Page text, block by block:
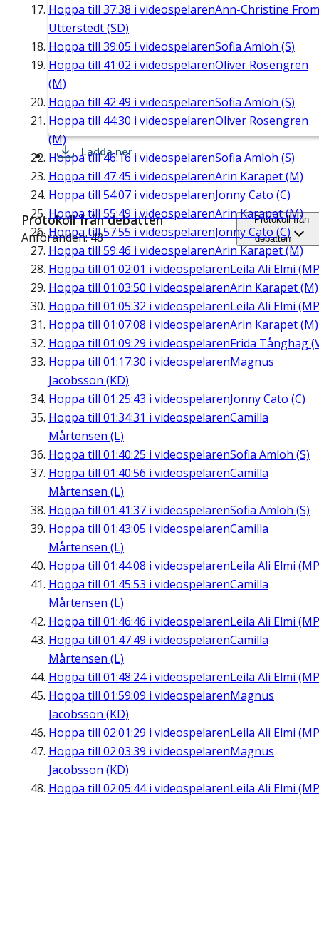
Hoppa till 37:38 i videospelarenAnn-Christine From
Utterstedt (SD)
Hoppa till 39:05 i videospelarenSofia Amloh (S)
Hoppa till 41:02 i videospelarenOliver Rosengren
(M)
Hoppa till 42:49 i videospelarenSofia Amloh (S)
Hoppa till 44:30 i videospelarenOliver Rosengren
(M)
Hoppa till46:16 i videospelarenSofia Amloh (S)
Hoppa till 47:45 i videospelarenArin Karapet (M)
Hoppa till 54:07 i videospelarenJonny Cato (C)
Hoppa till 55:49 i videospelarenArin Karapet (M)
Hoppa till57:55 i videospelarenJonny Cato (C)
Hoppa till 59:46 i videospelarenArin Karapet (M)
Hoppa till 01:02:01 i videospelarenLeila Ali Elmi
Hoppa till 01:03:50 i videospelarenArin Karapet (M)
Hoppa till 01:05:32 i videospelarenLeila Ali Elmi
Hoppa till 01:07:08 i videospelarenArin Karapet (M)
Hoppa till 01:09:29 i videospelarenFrida Tånghag
Hoppa till 01:17:30 i videospelarenMagnus
Jacobsson (KD)
Hoppa till 01:25:43 i videospelarenJonny Cato (C)
Hoppa till 01:34:31 i videospelarenCamilla
Mårtensen (L)
Hoppa till 01:40:25 i videospelarenSofia Amloh (S)
Hoppa till 01:40:56 i videospelarenCamilla
Mårtensen (L)
Hoppa till 01:41:37 i videospelarenSofia Amloh (S)
Hoppa till 01:43:05 i videospelarenCamilla
Mårtensen (L)
Hoppa till 01:44:08 i videospelarenLeila Ali Elmi
Hoppa till 01:45:53 i videospelarenCamilla
Mårtensen (L)
Hoppa till 01:46:46 i videospelarenLeila Ali Elmi
Hoppa till 01:47:49 i videospelarenCamilla
Mårtensen (L)
Hoppa till 01:48:24i videospelarenLeila Ali Elmi
Hoppa till 01:59:09 i videospelarenMagnus
Jacobsson (KD)
Hoppa till 02:01:29 i videospelarenLeila Ali Elmi
Hoppa till 02:03:39 i videospelarenMagnus
Jacobsson (KD)
Hoppa till 02:05:44i videospelarenLeila Ali Elmi
Ladda ner
Protokoll från debatten
Anföranden: 48
Protokoll från
debatten